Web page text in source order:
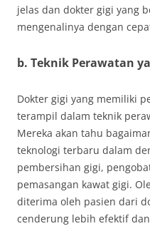
jelas dan dokter gigi yang
mengenalinya dengan
b. Teknik Perawatan
Dokter gigi yang memiliki
terampil dalam teknik
Mereka akan tahu
teknologi terbaru dalam
pembersihan gigi,
pemasangan kawat gigi.
diterima oleh pasien dari
cenderung lebih efektif